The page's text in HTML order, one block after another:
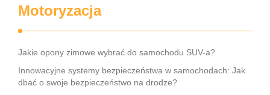
Motoryzacja
Jakie opony zimowe wybrać do samochodu SUV-a?
Innowacyjne systemy bezpieczeństwa w samochodach: Jak
dbać o swoje bezpieczeństwo na drodze?